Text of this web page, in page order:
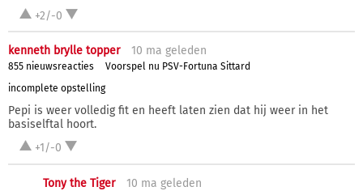
+2/-0
kenneth brylle topper 10 ma geleden
855 nieuwsreacties
Voorspel nu PSV-Fortuna Sittard
incomplete opstelling
Pepi is weer volledig fit en heeft laten zien dat hij weer in het
basiselftal hoort.
+1/-0
Tony the Tiger 10 ma geleden